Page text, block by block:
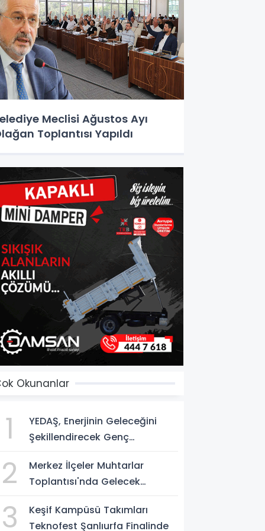
Meclisi Ağustos Ayı
Toplantısı Yapıldı
Okunanlar
1
YEDAŞ, Enerjinin Geleceğini
Şekillendirecek Genç
2
Merkez İlçeler Muhtarlar
Toplantısı'nda Gelecek
3
Keşif Kampüsü Takımları
Teknofest Şanlıurfa Finalinde